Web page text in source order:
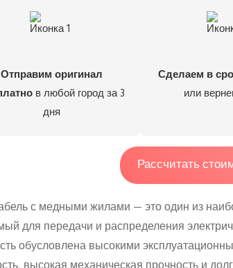
Отправим оригинал
в любой город за 3
дня
Сделаем в
или
Рассчитать
с медными жилами — это один из
для передачи и распределения
обусловлена высокими